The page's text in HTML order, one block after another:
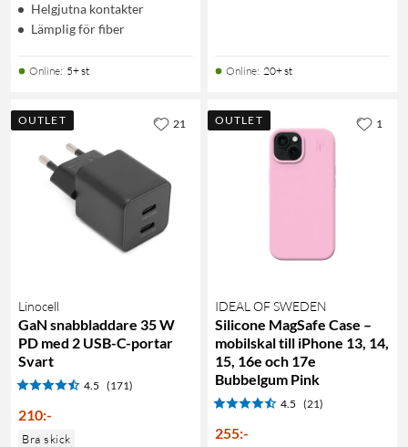
Helgjutna kontakter
Lämplig för fiber
Online: 5+ st Online: 20+ st
OUTLET
Linocell
GaN snabbladdare 35 W
PD med 2 USB-C-portar
Svart
4.5 (171)
210:-
Bra skick
21 OUTLET
IDEAL OF SWEDEN
Silicone MagSafe Case –
mobilskal till iPhone 13, 14,
15, 16e och 17e
Bubbelgum Pink
4.5 (21)
255:-
1